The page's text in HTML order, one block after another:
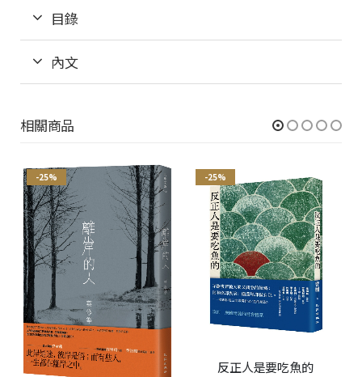
目錄
內文
相關商品
-25% -25%
反正人是要吃魚的